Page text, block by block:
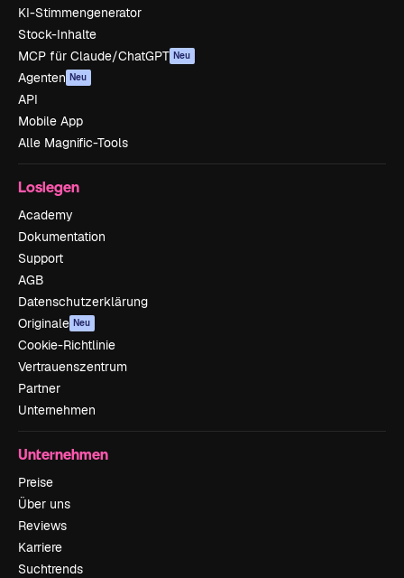
KI-Stimmengenerator
Stock-Inhalte
MCP für Claude/ChatGPT Neu
Agenten Neu
API
Mobile App
Alle Magnific-Tools
Loslegen
Academy
Dokumentation
Support
AGB
Datenschutzerklärung
Originale Neu
Cookie-Richtlinie
Vertrauenszentrum
Partner
Unternehmen
Unternehmen
Preise
Über uns
Reviews
Karriere
Suchtrends